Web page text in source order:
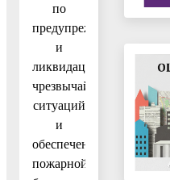
по
предупреждению
и
ликвидации
чрезвычайных
ситуаций
и
обеспечению
пожарной